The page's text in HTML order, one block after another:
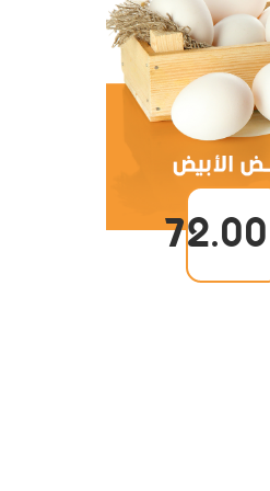
72.00